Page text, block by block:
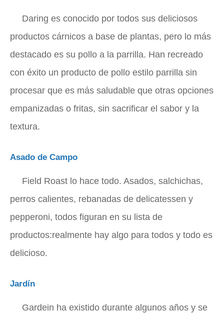
Daring es conocido por todos sus deliciosos
productos cárnicos a base de plantas, pero lo más
destacado es su pollo a la parrilla. Han recreado
con éxito un producto de pollo estilo parrilla sin
procesar que es más saludable que otras opciones
empanizadas o fritas, sin sacrificar el sabor y la
textura.
Asado de Campo
Field Roast lo hace todo. Asados, salchichas,
perros calientes, rebanadas de delicatessen y
pepperoni, todos figuran en su lista de
productos:realmente hay algo para todos y todo es
delicioso.
Jardín
Gardein ha existido durante algunos años y se